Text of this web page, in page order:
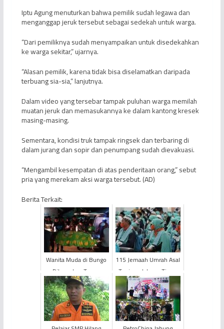
Iptu Agung menuturkan bahwa pemilik sudah legawa dan
menganggap jeruk tersebut sebagai sedekah untuk warga.
“Dari pemiliknya sudah menyampaikan untuk disedekahkan
ke warga sekitar,” ujarnya.
“Alasan pemilik, karena tidak bisa diselamatkan daripada
terbuang sia-sia,” lanjutnya.
Dalam video yang tersebar tampak puluhan warga memilah
muatan jeruk dan memasukannya ke dalam kantong kresek
masing-masing.
Sementara, kondisi truk tampak ringsek dan terbaring di
dalam jurang dan sopir dan penumpang sudah dievakuasi.
“Mengambil kesempatan di atas penderitaan orang,” sebut
pria yang merekam aksi warga tersebut. (AD)
Berita Terkait:
Wanita Muda di Bungo
Ditemukan Tewas
Bersimbah Darah,
Diduga Korban
Pembunuhan dan Pe...
115 Jemaah Umrah Asal
Tanjung Jabung Timur
Terkonfirmasi Covid-19